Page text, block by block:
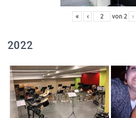
« ‹ von 2 ›
2022